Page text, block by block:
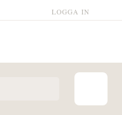
LOGGA IN